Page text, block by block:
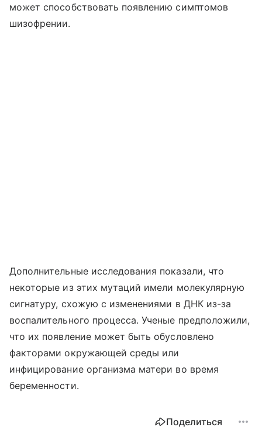
может способствовать появлению симптомов
шизофрении.
Дополнительные исследования показали, что
некоторые из этих мутаций имели молекулярную
сигнатуру, схожую с изменениями в ДНК из-за
воспалительного процесса. Ученые предположили,
что их появление может быть обусловлено
факторами окружающей среды или
инфицирование организма матери во время
беременности.
Поделиться